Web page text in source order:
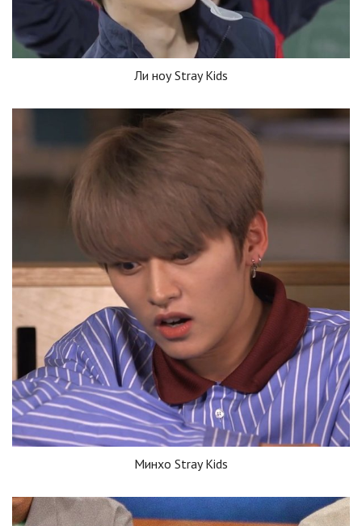
Ли ноу Stray Kids
Минхо Stray Kids